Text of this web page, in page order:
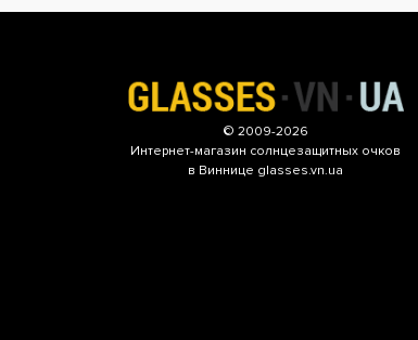
© 2009-2026
Интернет-магазин солнцезащитных очков
в Виннице glasses.vn.ua